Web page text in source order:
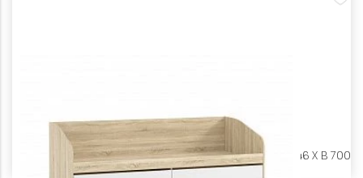
Ш 2042 X Г 946 X В 700